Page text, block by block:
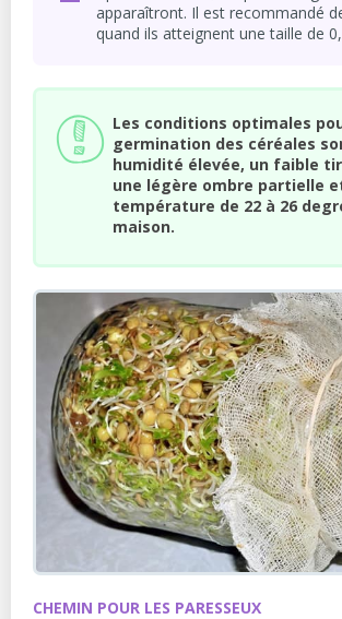
apparaîtront. Il est recommandé
quand ils atteignent une taille de
Les conditions optimales
germination des céréales
humidité élevée, un faible
une légère ombre partielle
température de 22 à 26
maison.
CHEMIN POUR LES PARESSEUX